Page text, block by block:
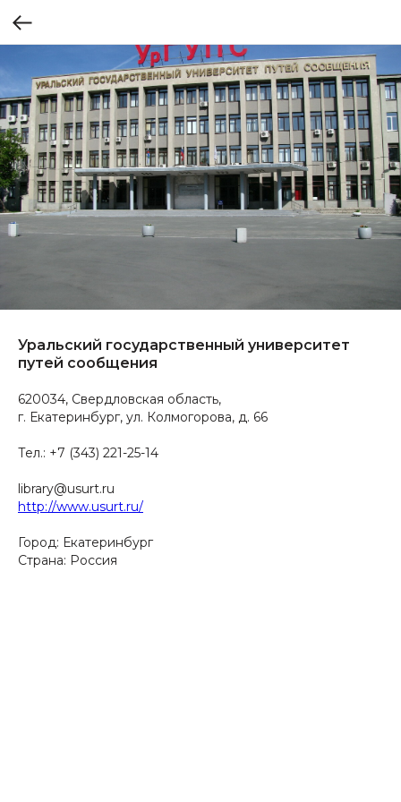
Уральский государственный университет
путей сообщения
620034, Свердловская область,
г. Екатеринбург, ул. Колмогорова, д. 66
Тел.: +7 (343) 221-25-14
library@usurt.ru
http://www.usurt.ru/
Город: Екатеринбург​
Страна: Россия